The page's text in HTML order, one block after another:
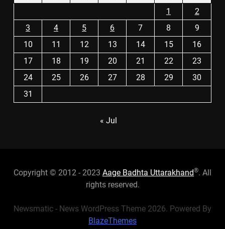
1
2
3
4 5 6 7 8
9
10
11 12 13 14 15
16
17
18 19 20 21 22
23
24
25 26 27 28 29
30
31
« Jul
Copyright © 2012 - 2023 Aage Badhta Uttarakhand®. All
rights reserved.
Newsmatic - News WordPress Theme 2026. Powered By
BlazeThemes